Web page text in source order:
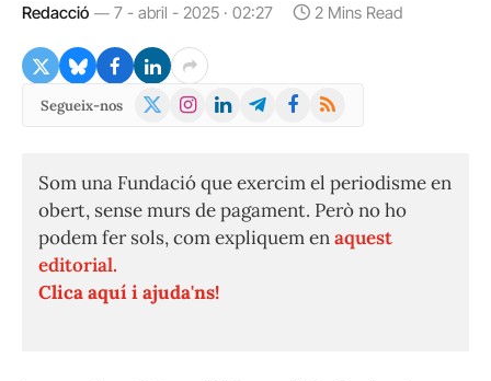
Redacció 7 - abril - 2025 · 02:27 2 Mins Read
Segueix-nos
X
Instagram
LinkedInTelegramFacebook
RSS
Som una Fundació que exercim el periodisme en
obert, sense murs de pagament. Però no ho
podem fer sols, com expliquem enaquest
editorial.
Clica aquí i ajuda'ns!